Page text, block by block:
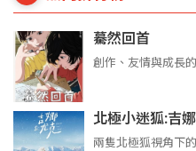
驀然回首
創作、友情與成長
北極小迷狐:吉
兩隻北極狐視角下